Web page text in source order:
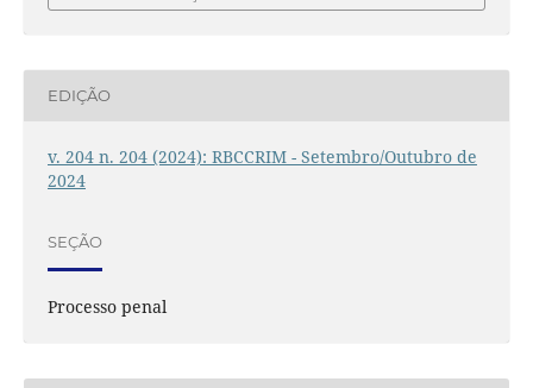
EDIÇÃO
v. 204 n. 204 (2024): RBCCRIM - Setembro/Outubro de
2024
SEÇÃO
Processo penal